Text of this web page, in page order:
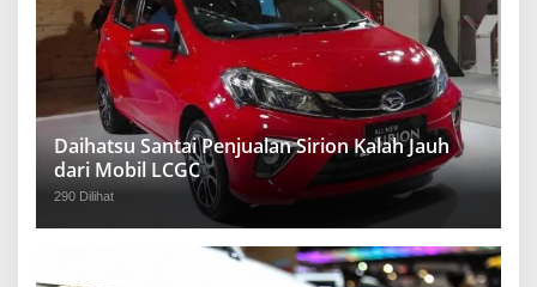
Daihatsu Santai Penjualan Sirion Kalah Jauh
dari Mobil LCGC
290 Dilihat